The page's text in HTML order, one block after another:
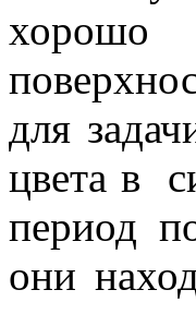
хорошо
для
цвета в
период
они